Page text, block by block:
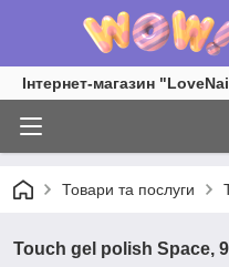
Інтернет-магазин
Товари та послуги
Touch gel polish Space,